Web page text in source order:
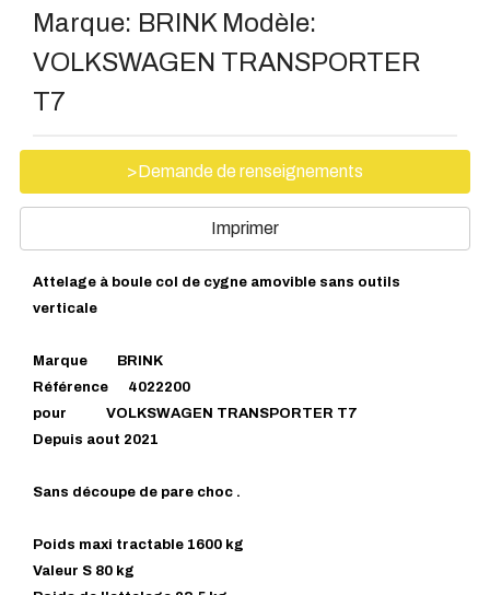
Marque: BRINK Modèle:
VOLKSWAGEN TRANSPORTER
T7
>Demande de renseignements
Imprimer
Attelage à boule col de cygne amovible sans outils
verticale
Marque BRINK
Référence 4022200
pour VOLKSWAGEN TRANSPORTER T7
Depuis aout 2021
Sans découpe de pare choc .
Poids maxi tractable 1600 kg
Valeur S 80 kg